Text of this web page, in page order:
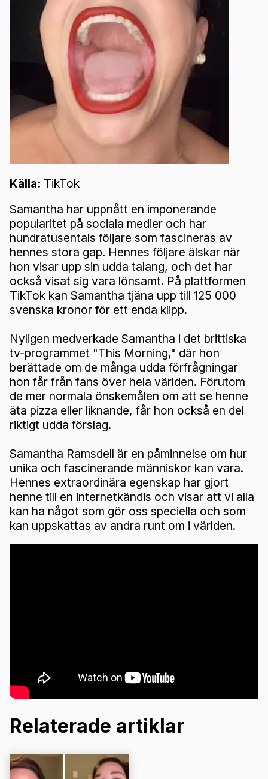
Källa: TikTok
Samantha har uppnått en imponerande
popularitet på sociala medier och har
hundratusentals följare som fascineras av
hennes stora gap. Hennes följare älskar när
hon visar upp sin udda talang, och det har
också visat sig vara lönsamt. På plattformen
TikTok kan Samantha tjäna upp till 125 000
svenska kronor för ett enda klipp.
Nyligen medverkade Samantha i det brittiska
tv-programmet "This Morning," där hon
berättade om de många udda förfrågningar
hon får från fans över hela världen. Förutom
de mer normala önskemålen om att se henne
äta pizza eller liknande, får hon också en del
riktigt udda förslag.
Samantha Ramsdell är en påminnelse om hur
unika och fascinerande människor kan vara.
Hennes extraordinära egenskap har gjort
henne till en internetkändis och visar att vi alla
kan ha något som gör oss speciella och som
kan uppskattas av andra runt om i världen.
Relaterade artiklar